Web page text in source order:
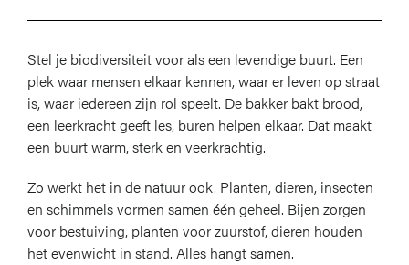
Stel je biodiversiteit voor als een levendige buurt. Een
plek waar mensen elkaar kennen, waar er leven op straat
is, waar iedereen zijn rol speelt. De bakker bakt brood,
een leerkracht geeft les, buren helpen elkaar. Dat maakt
een buurt warm, sterk en veerkrachtig.
Zo werkt het in de natuur ook. Planten, dieren, insecten
en schimmels vormen samen één geheel. Bijen zorgen
voor bestuiving, planten voor zuurstof, dieren houden
het evenwicht in stand. Alles hangt samen.